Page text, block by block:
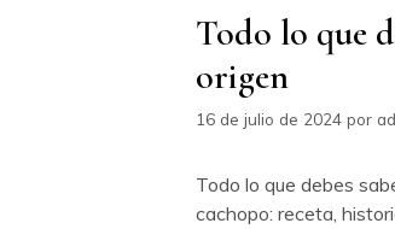
Todo lo que
origen
16 de julio de 2024 por
Todo lo que debes
cachopo: receta,